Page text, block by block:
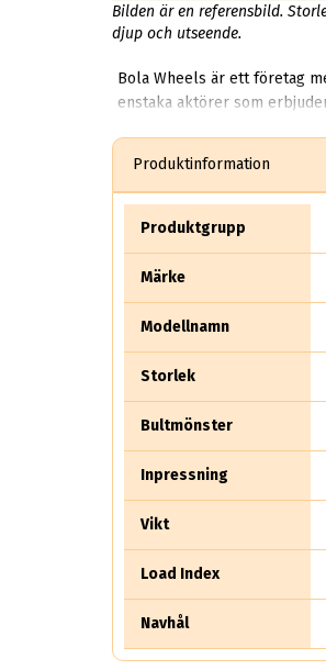
Bilden är en referensbild.
djup och utseende.
Bola Wheels är ett företag med
enstaka aktörer som
Produktinformation
Produktgrupp
Märke
Modellnamn
Storlek
Bultmönster
Inpressning
Vikt
Load Index
Navhål